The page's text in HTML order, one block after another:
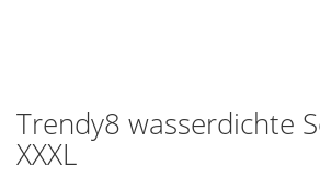
Zum
Anfang
der
Trendy8 wasserdichte
XXXL